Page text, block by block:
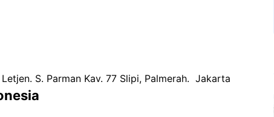
S. Parman Kav. 77 Slipi, Palmerah. Jakarta